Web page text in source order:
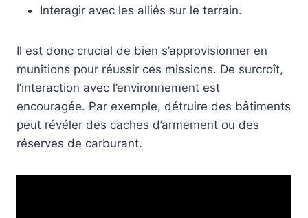
Interagir avec les alliés sur le terrain.
Il est donc crucial de bien s’approvisionner en
munitions pour réussir ces missions. De surcroît,
l’interaction avec l’environnement est
encouragée. Par exemple, détruire des bâtiments
peut révéler des caches d’armement ou des
réserves de carburant.